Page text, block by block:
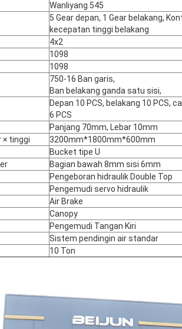
Wanliyang 545
5 Gear depan, 1 Gear belakang,
kecepatan tinggi belakang
4x2
1098
1098
750-16 Ban garis,
Ban belakang ganda satu sisi,
Depan 10 PCS, belakang 10 PCS,
6 PCS
Panjang 70mm, Lebar 10mm
× tinggi
3200mm*1800mm*600mm
Bucket tipe U
Bagian bawah 8mm sisi 6mm
Pengeboran hidraulik Double Top
Pengemudi servo hidraulik
Air Brake
Canopy
Pengemudi Tangan Kiri
Sistem pendingin air standar
10 Ton